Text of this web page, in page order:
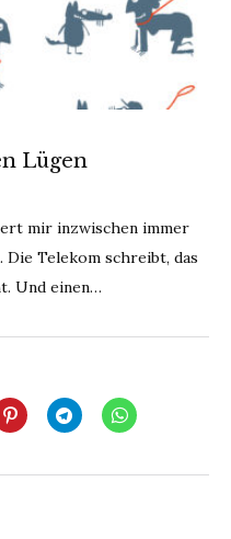
Lügen
mir inzwischen immer
Telekom schreibt, das
Und einen…